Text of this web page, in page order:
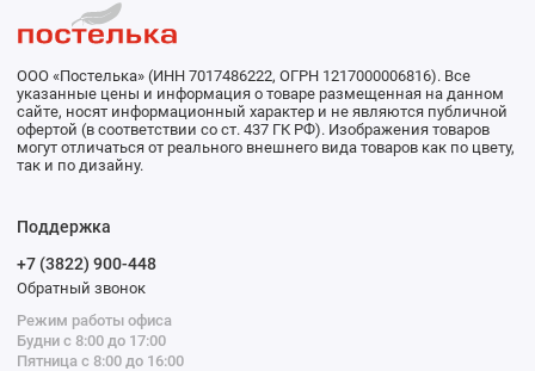
ООО «Постелька» (ИНН 7017486222, ОГРН 1217000006816). Все
указанные цены и информация о товаре размещенная на данном
сайте, носят информационный характер и не являются публичной
офертой (в соответствии со ст. 437 ГК РФ). Изображения товаров
могут отличаться от реального внешнего вида товаров как по цвету,
так и по дизайну.
Поддержка
+7 (3822) 900-448
Обратный звонок
Режим работы офиса
Будни с 8:00 до 17:00
Пятница с 8:00 до 16:00